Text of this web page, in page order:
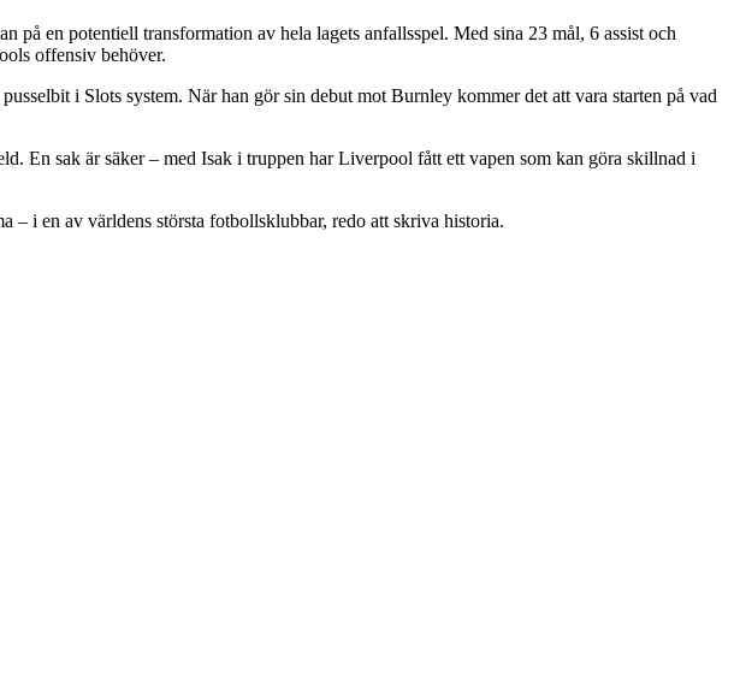
på en potentiell transformation av hela lagets anfallsspel. Med sina 23 mål, 6 assist och
offensiv behöver.
i Slots system. När han gör sin debut mot Burnley kommer det att vara starten på vad
En sak är säker – med Isak i truppen har Liverpool fått ett vapen som kan göra skillnad i
– i en av världens största fotbollsklubbar, redo att skriva historia.